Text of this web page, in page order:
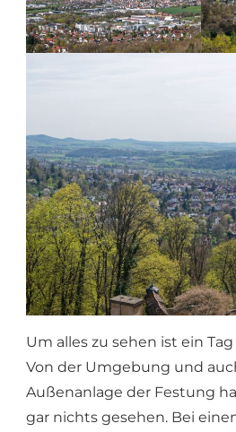
Um alles zu sehen ist ein
Von der Umgebung und
Außenanlage der Festung
gar nichts gesehen. Bei